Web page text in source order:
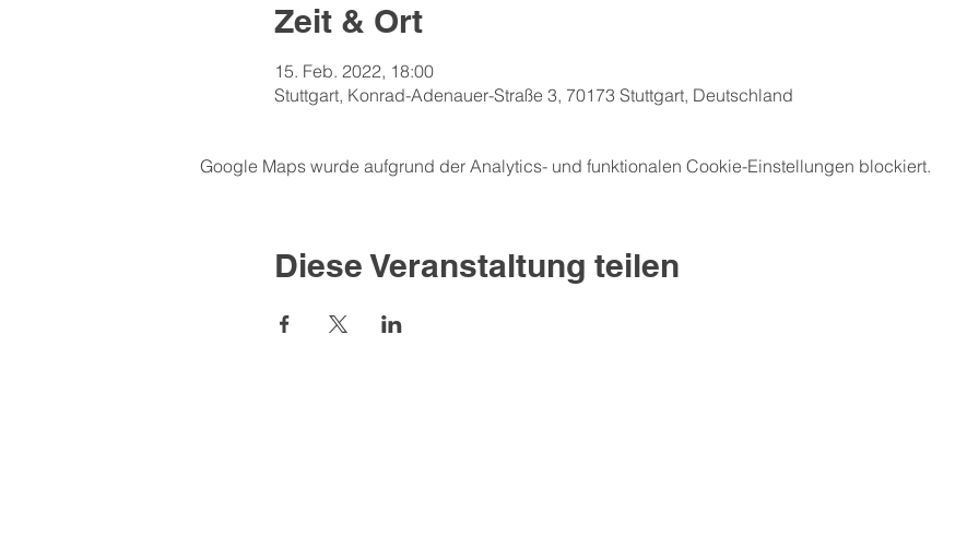
Zeit & Ort
15. Feb. 2022, 18:00
Stuttgart, Konrad-Adenauer-Straße 3, 70173 Stuttgart, Deutschland
Google Maps wurde aufgrund der Analytics- und funktionalen Cookie-Einstellungen blockiert.
Diese Veranstaltung teilen